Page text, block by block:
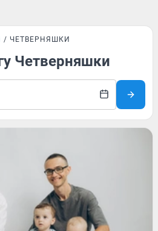
ЧЕТВЕРНЯШКИ
Четверняшки